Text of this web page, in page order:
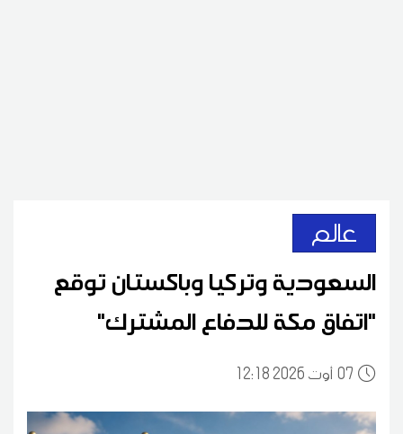
عالم
السعودية وتركيا وباكستان توقع
"اتفاق مكة للدفاع المشترك"
0712:18 2026 أوت